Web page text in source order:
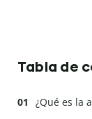
Tabla de
¿Qué es la